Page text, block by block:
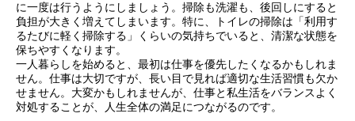
に一度は行うようにしましょう。掃除も洗濯も、後回しにすると
負担が大きく増えてしまいます。特に、トイレの掃除は「利用す
るたびに軽く掃除する」くらいの気持ちでいると、清潔な状態を
保ちやすくなります。
一人暮らしを始めると、最初は仕事を優先したくなるかもしれま
せん。仕事は大切ですが、長い目で見れば適切な生活習慣も欠か
せません。大変かもしれませんが、仕事と私生活をバランスよく
対処することが、人生全体の満足につながるのです。